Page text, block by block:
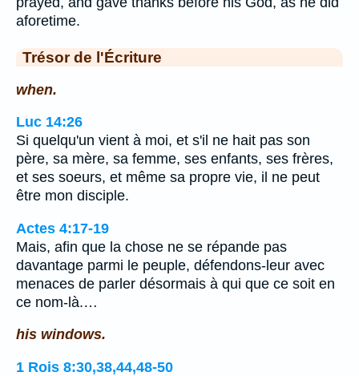
aforetime.
Trésor de l'Écriture
when.
Luc 14:26
Si quelqu'un vient à moi, et s'il ne hait pas son
père, sa mère, sa femme, ses enfants, ses frères,
et ses soeurs, et même sa propre vie, il ne peut
être mon disciple.
Actes 4:17-19
Mais, afin que la chose ne se répande pas
davantage parmi le peuple, défendons-leur avec
menaces de parler désormais à qui que ce soit en
ce nom-là.…
his windows.
1 Rois 8:30,38,44,48-50